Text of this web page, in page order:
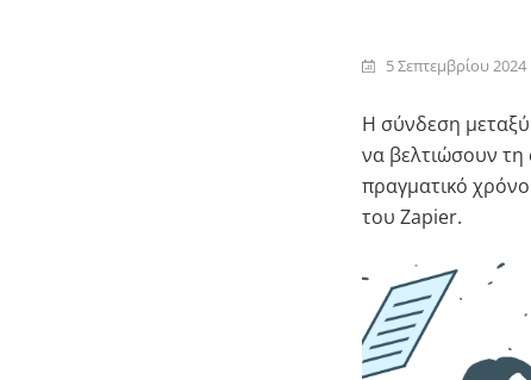
5 Σεπτεμβρίου 2024
Η σύνδεση μεταξύ
να βελτιώσουν τη
πραγματικό
του Zapier.